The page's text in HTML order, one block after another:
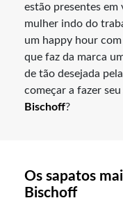
estão presentes em
mulher indo do
um happy hour
que faz da marca
de tão desejada
começar a fazer
Bischoff?
Os sapatos
Bischoff